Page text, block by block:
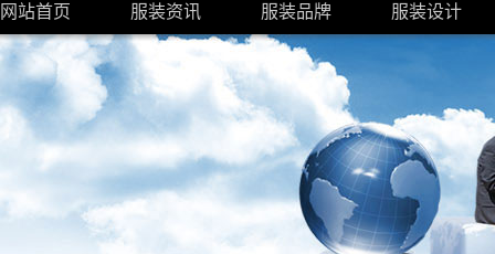
网站首页 服装资讯 服装品牌 服装设计